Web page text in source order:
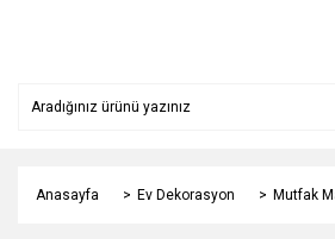
Anasayfa Ev Dekorasyon Mutfak